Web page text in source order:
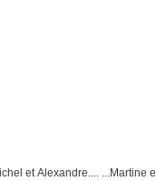
et Alexandre.... ...Martine